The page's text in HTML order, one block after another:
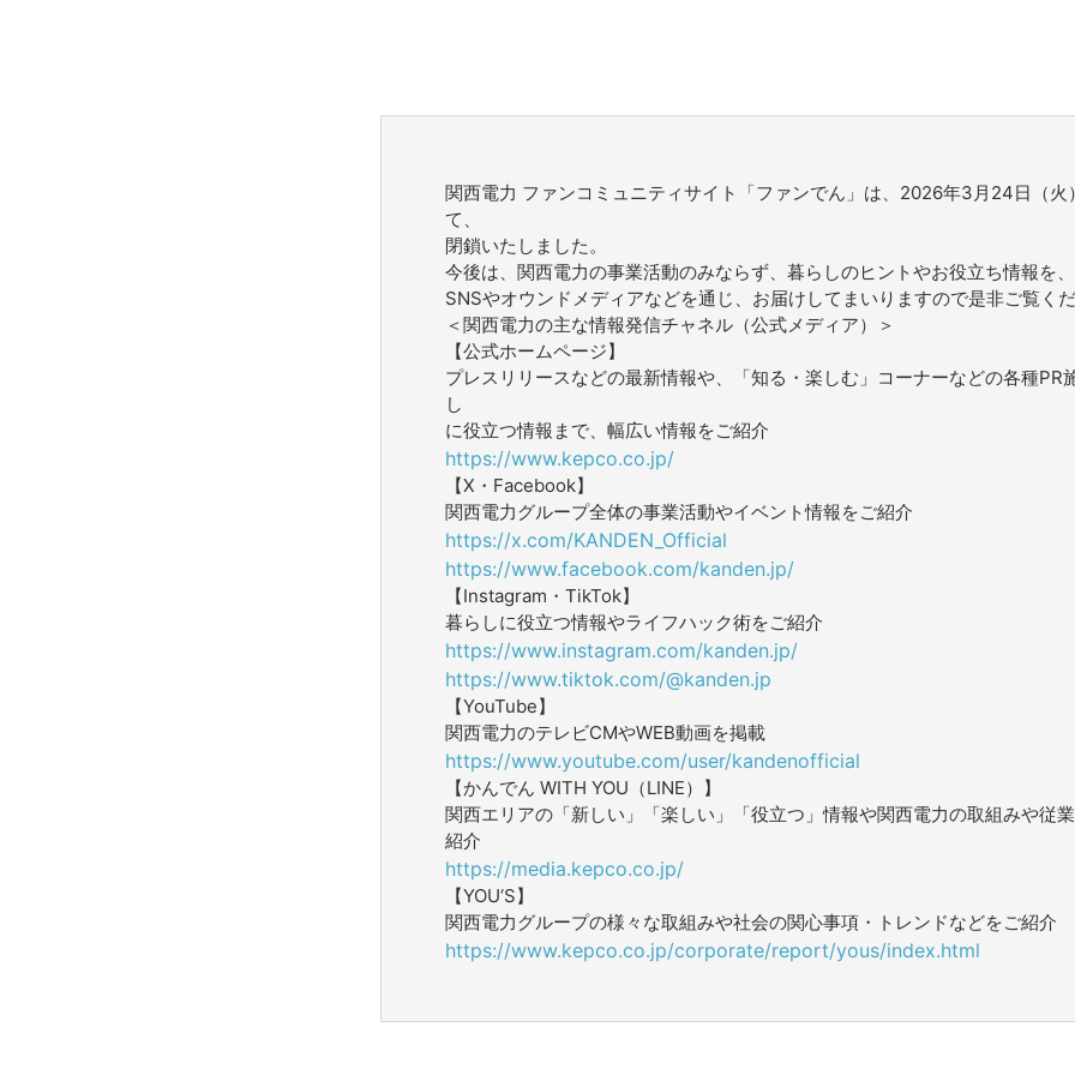
関西電力 ファンコミュニティサイト「ファンでん」は、2026年3月24日（火
て、
閉鎖いたしました。
今後は、関西電力の事業活動のみならず、暮らしのヒントやお役立ち情報を
SNSやオウンドメディアなどを通じ、お届けしてまいりますので是非ご覧くだ
＜関西電力の主な情報発信チャネル（公式メディア）＞
【公式ホームページ】
プレスリリースなどの最新情報や、「知る・楽しむ」コーナーなどの各種PR
し
に役立つ情報まで、幅広い情報をご紹介
https://www.kepco.co.jp/
【X・Facebook】
関西電力グループ全体の事業活動やイベント情報をご紹介
https://x.com/KANDEN_Official
https://www.facebook.com/kanden.jp/
【Instagram・TikTok】
暮らしに役立つ情報やライフハック術をご紹介
https://www.instagram.com/kanden.jp/
https://www.tiktok.com/@kanden.jp
【YouTube】
関西電力のテレビCMやWEB動画を掲載
https://www.youtube.com/user/kandenofficial
【かんでん WITH YOU（LINE）】
関西エリアの「新しい」「楽しい」「役立つ」情報や関西電力の取組みや従
紹介
https://media.kepco.co.jp/
【YOU‘S】
関西電力グループの様々な取組みや社会の関心事項・トレンドなどをご紹介
https://www.kepco.co.jp/corporate/report/yous/index.html